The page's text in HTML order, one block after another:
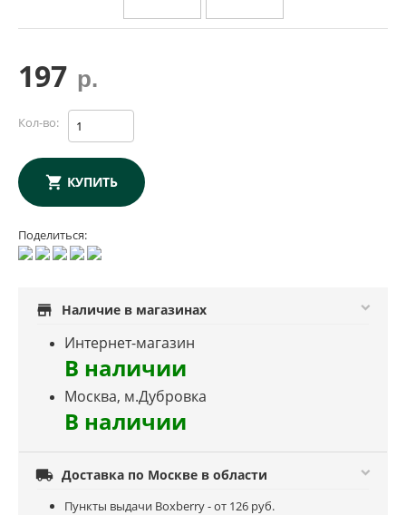
197 р.
Кол-во:
КУПИТЬ
Поделиться:
store Наличие в магазинах
Интернет-магазин
В наличии
Москва, м.Дубровка
В наличии
 Доставка по Москве в области
Пункты выдачи Boxberry - от 126 руб.